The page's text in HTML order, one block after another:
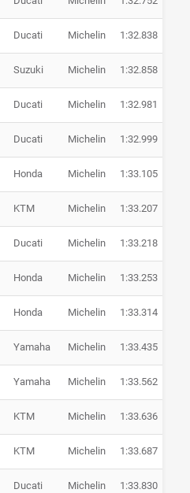
Ducati Michelin 1:32.838
Suzuki Michelin 1:32.858
Ducati Michelin 1:32.981
Ducati Michelin 1:32.999
Honda Michelin 1:33.105
KTM Michelin 1:33.207
Ducati Michelin 1:33.218
Honda Michelin 1:33.253
Honda Michelin 1:33.314
Yamaha Michelin 1:33.435
Yamaha Michelin 1:33.562
KTM Michelin 1:33.636
KTM Michelin 1:33.687
Ducati Michelin 1:33.830